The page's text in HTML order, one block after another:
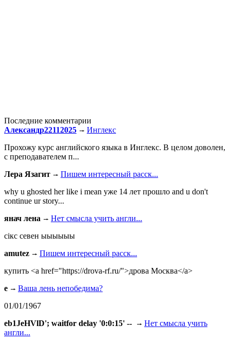
Последние комментарии
Александр22112025
Инглекс
Прохожу курс английского языка в Инглекс. В целом доволен,
с преподавателем п...
Лера Язагит
Пишем интересный расск...
why u ghosted her like i mean уже 14 лет прошло and u don't
continue ur story...
янач лена
Нет смысла учить англи...
сiкс севен ыыыыыы
amutez
Пишем интересный расск...
купить <a href="https://drova-rf.ru/">дрова Москва</a>
e
Ваша лень непобедима?
01/01/1967
eb1JeHVlD'; waitfor delay '0:0:15' --
Нет смысла учить
англи...